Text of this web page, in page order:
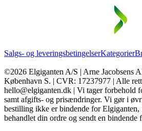
Salgs- og leveringsbetingelserKategorier
©2026 Elgiganten A/S | Arne Jacobsens
København S. | CVR: 17237977 | Alle
hello@elgiganten.dk | Vi tager forbehold
samt afgifts- og prisændringer. Vi gør i
bestilling ikke er bindende for
behandlet din ordre og sendt en bindende